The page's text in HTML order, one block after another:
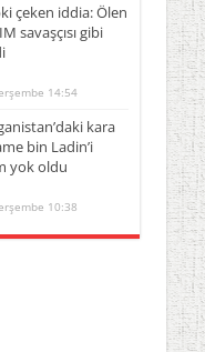
çeken iddia: Ölen
savaşçısı gibi
14:54
kara
bin Ladin’i
yok oldu
10:38